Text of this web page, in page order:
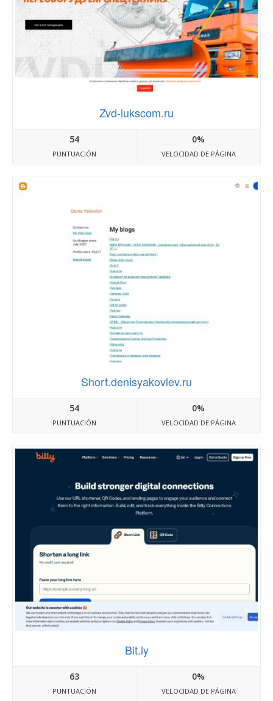
Zvd-lukscom.ru
54
PUNTUACIÓN
0%
VELOCIDAD DE PÁGINA
Short.denisyakovlev.ru
54
PUNTUACIÓN
0%
VELOCIDAD DE PÁGINA
Bit.ly
63
PUNTUACIÓN
0%
VELOCIDAD DE PÁGINA